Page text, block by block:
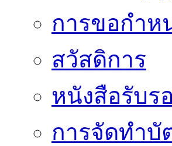
การขอกำห
สวัสดิการ
หนังสือรับร
การจัดทำบั